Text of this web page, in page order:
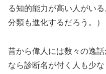
る知的能力が高い人がい
分類も進化するだろう。）
昔から偉人には数々の逸
なら診断名が付く人も少